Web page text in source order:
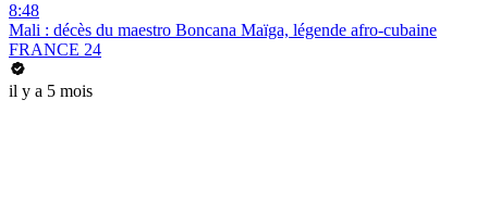
8:48
Mali : décès du maestro Boncana Maïga, légende afro-cubaine
FRANCE 24
il y a 5 mois